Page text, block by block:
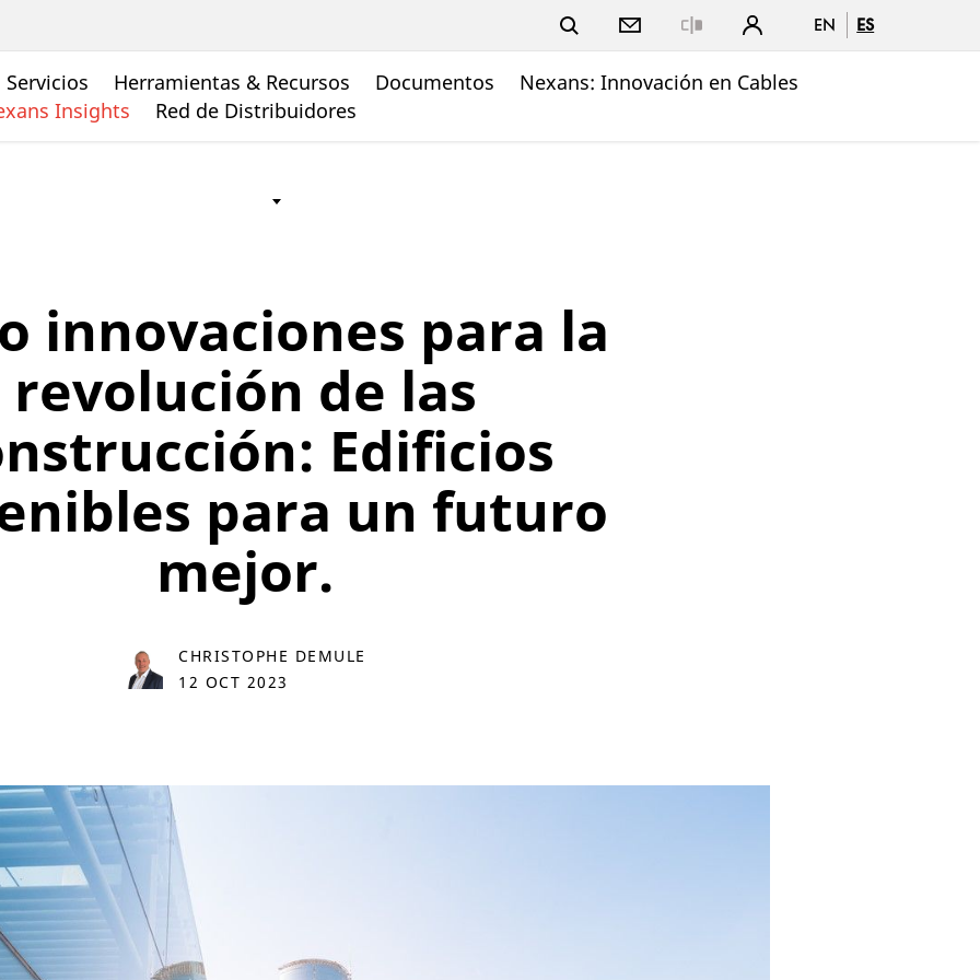
EN ES
Servicios Herramientas & Recursos Documentos
Nexans: Innovación en Cables
Insights
Red de Distribuidores
innovaciones para la
revolución de las
Edificios
para un futuro
mejor.
CHRISTOPHE DEMULE
12 OCT 2023